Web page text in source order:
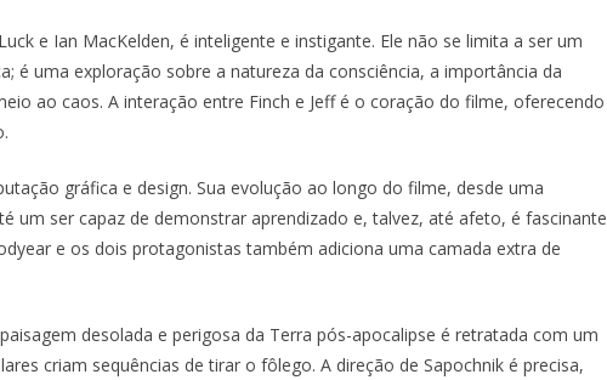
e Ian MacKelden, é inteligente e instigante. Ele não se limita a ser um
é uma exploração sobre a natureza da consciência, a importância da
ao caos. A interação entre Finch e Jeff é o coração do filme, oferecendo
gráfica e design. Sua evolução ao longo do filme, desde uma
um ser capaz de demonstrar aprendizado e, talvez, até afeto, é fascinante
e os dois protagonistas também adiciona uma camada extra de
desolada e perigosa da Terra pós-apocalipse é retratada com um
criam sequências de tirar o fôlego. A direção de Sapochnik é precisa,